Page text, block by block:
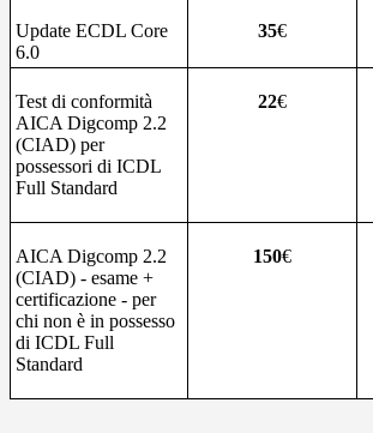
Update ECDL Core
6.0
35€
Test di conformità
AICA Digcomp 2.2
(CIAD) per
possessori di ICDL
Full Standard
22€
AICA Digcomp 2.2
(CIAD) - esame +
certificazione - per
chi non è in possesso
di ICDL Full
Standard
150€